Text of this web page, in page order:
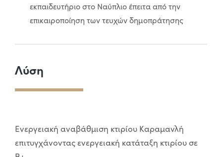
εκπαιδευτήριο στο Ναύπλιο έπειτα από την
επικαιροποίηση των τευχών δημοπράτησης
Λύση
Ενεργειακή αναβάθμιση κτιρίου Καραμανλή
επιτυγχάνοντας ενεργειακή κατάταξη κτιρίου σε